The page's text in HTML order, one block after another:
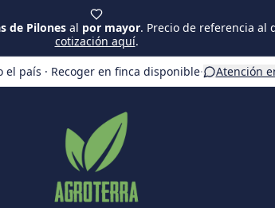
de Pilones al por mayor. Precio de referencia al
cotización aquí.
el país · Recoger en finca disponible· Atención